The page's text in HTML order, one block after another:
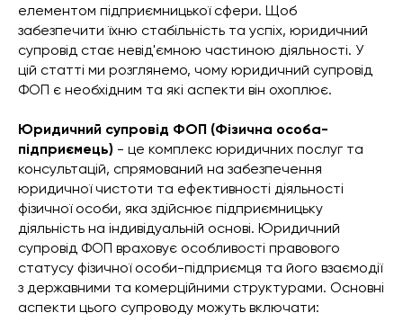
елементом підприємницької сфери. Щоб
забезпечити їхню стабільність та успіх, юридичний
супровід стає невід'ємною частиною діяльності. У
цій статті ми розглянемо, чому юридичний супровід
ФОП є необхідним та які аспекти він охоплює.
Юридичний супровід ФОП (Фізична особа-
підприємець) - це комплекс юридичних послуг та
консультацій, спрямований на забезпечення
юридичної чистоти та ефективності діяльності
фізичної особи, яка здійснює підприємницьку
діяльність на індивідуальній основі. Юридичний
супровід ФОП враховує особливості правового
статусу фізичної особи-підприємця та його взаємодії
з державними та комерційними структурами. Основні
аспекти цього супроводу можуть включати: